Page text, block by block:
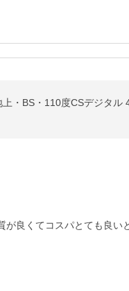
・BS・110度CSデジタル
良くてコスパとても良い